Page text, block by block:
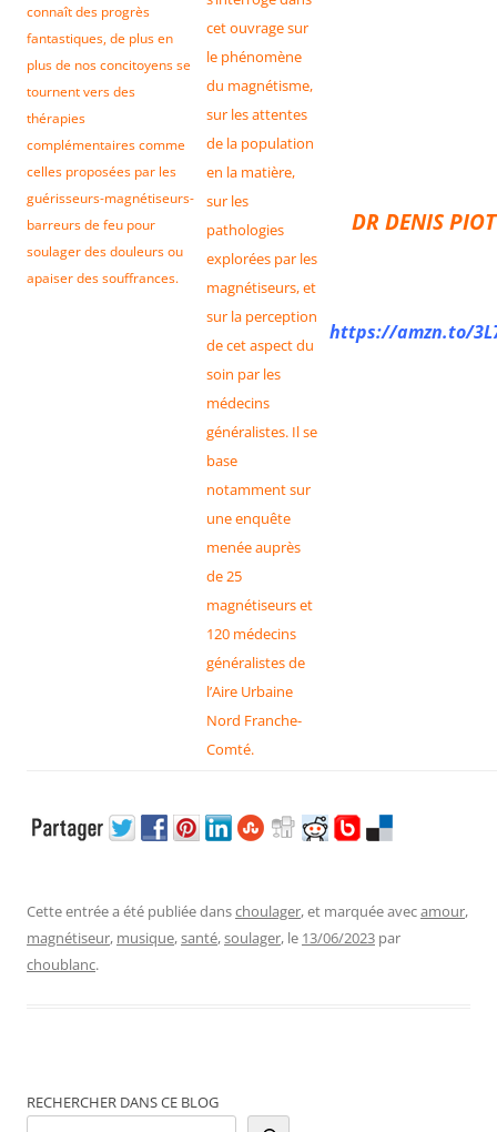
connaît des progrès
fantastiques, de plus en
plus de nos concitoyens se
tournent vers des
thérapies
complémentaires comme
celles proposées par les
guérisseurs-magnétiseurs-
barreurs de feu pour
soulager des douleurs ou
apaiser des souffrances.
cet ouvrage sur
le phénomène
du magnétisme,
sur les attentes
de la population
en la matière,
sur les
pathologies
explorées par les
magnétiseurs, et
sur la perception
de cet aspect du
soin par les
médecins
généralistes. Il se
base
notamment sur
une enquête
menée auprès
de 25
magnétiseurs et
120 médecins
généralistes de
l’Aire Urbaine
Nord Franche-
Comté.
DR DENIS
https://amzn.to/
Cette entrée a été publiée danschoulager, et marquée avecamour,
magnétiseur, musique,santé,soulager, le 13/06/2023 par
choublanc.
RECHERCHER DANS CE BLOG